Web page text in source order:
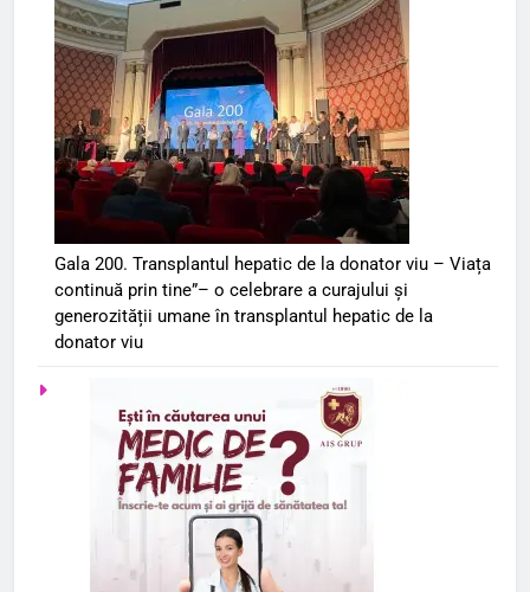
Gala 200. Transplantul hepatic de la donator viu – Viața
continuă prin tine”– o celebrare a curajului și
generozității umane în transplantul hepatic de la
donator viu